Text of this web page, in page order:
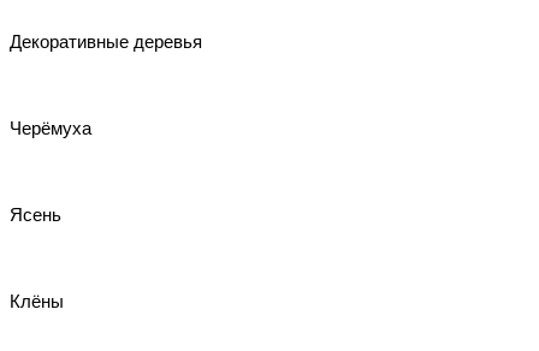
Декоративные деревья
Черёмуха
Ясень
Клёны